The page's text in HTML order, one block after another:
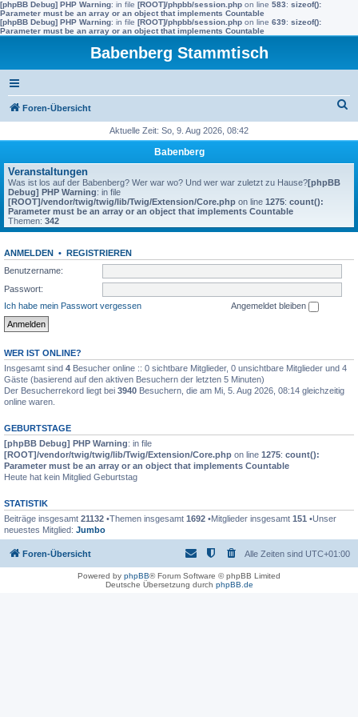
[phpBB Debug] PHP Warning: in file [ROOT]/phpbb/session.php on line 583: sizeof():
Parameter must be an array or an object that implements Countable
[phpBB Debug] PHP Warning: in file [ROOT]/phpbb/session.php on line 639: sizeof():
Parameter must be an array or an object that implements Countable
Babenberg Stammtisch
Foren-Übersicht
h
Aktuelle Zeit: So, 9. Aug 2026, 08:42
Babenberg
Veranstaltungen
Was ist los auf der Babenberg? Wer war wo? Und wer war zuletzt zu Hause?[phpBB
Debug] PHP Warning: in file
[ROOT]/vendor/twig/twig/lib/Twig/Extension/Core.php on line 1275: count():
Parameter must be an array or an object that implements Countable
Themen: 342
ANMELDEN • REGISTRIEREN
Benutzername:
Passwort:
Ich habe mein Passwort vergessen
Angemeldet bleiben
WER IST ONLINE?
Insgesamt sind 4 Besucher online :: 0 sichtbare Mitglieder, 0 unsichtbare Mitglieder und 4
Gäste (basierend auf den aktiven Besuchern der letzten 5 Minuten)
Der Besucherrekord liegt bei 3940 Besuchern, die am Mi, 5. Aug 2026, 08:14 gleichzeitig
online waren.
GEBURTSTAGE
[phpBB Debug] PHP Warning: in file
[ROOT]/vendor/twig/twig/lib/Twig/Extension/Core.php on line 1275: count():
Parameter must be an array or an object that implements Countable
Heute hat kein Mitglied Geburtstag
STATISTIK
Beiträge insgesamt 21132 •Themen insgesamt 1692 •Mitglieder insgesamt 151 •Unser
neuestes Mitglied: Jumbo
Foren-Übersicht Alle Zeiten sind UTC+01:00
Powered by phpBB® Forum Software © phpBB Limited
Deutsche Übersetzung durch phpBB.de